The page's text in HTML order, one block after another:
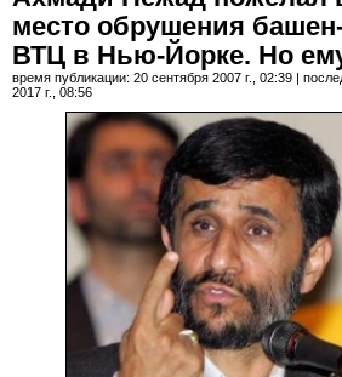
место обрушения
ВТЦ в Нью-Йорке. Но
время публикации: 20 сентября 2007 г., 02:39 |
2017 г., 08:56